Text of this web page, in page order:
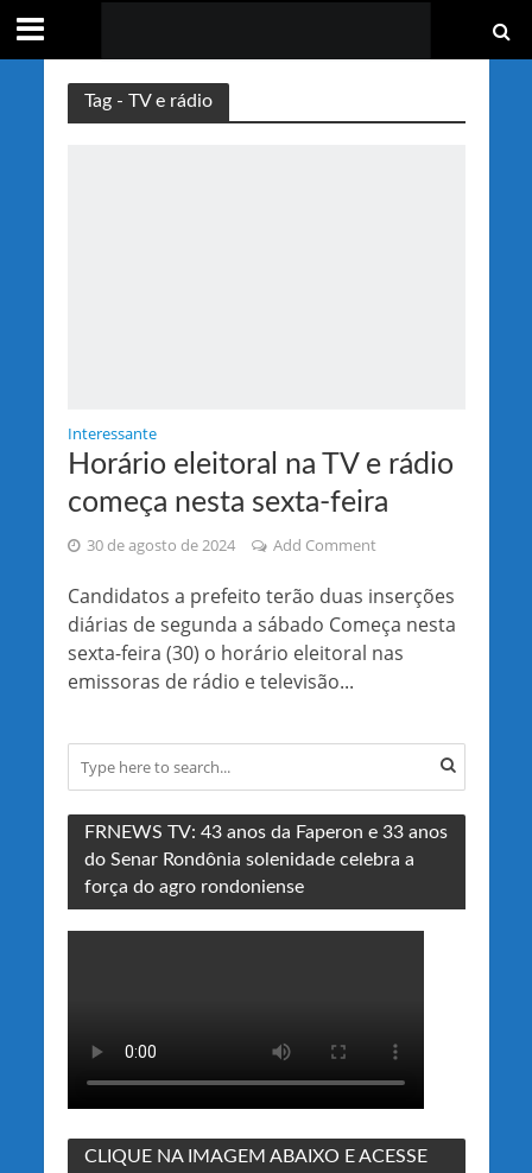
Tag - TV e rádio
Interessante
Horário eleitoral na TV e rádio
começa nesta sexta-feira
30 de agosto de 2024 Add Comment
Candidatos a prefeito terão duas inserções
diárias de segunda a sábado Começa nesta
sexta-feira (30) o horário eleitoral nas
emissoras de rádio e televisão...
FRNEWS TV: 43 anos da Faperon e 33 anos
do Senar Rondônia solenidade celebra a
força do agro rondoniense
CLIQUE NA IMAGEM ABAIXO E ACESSE